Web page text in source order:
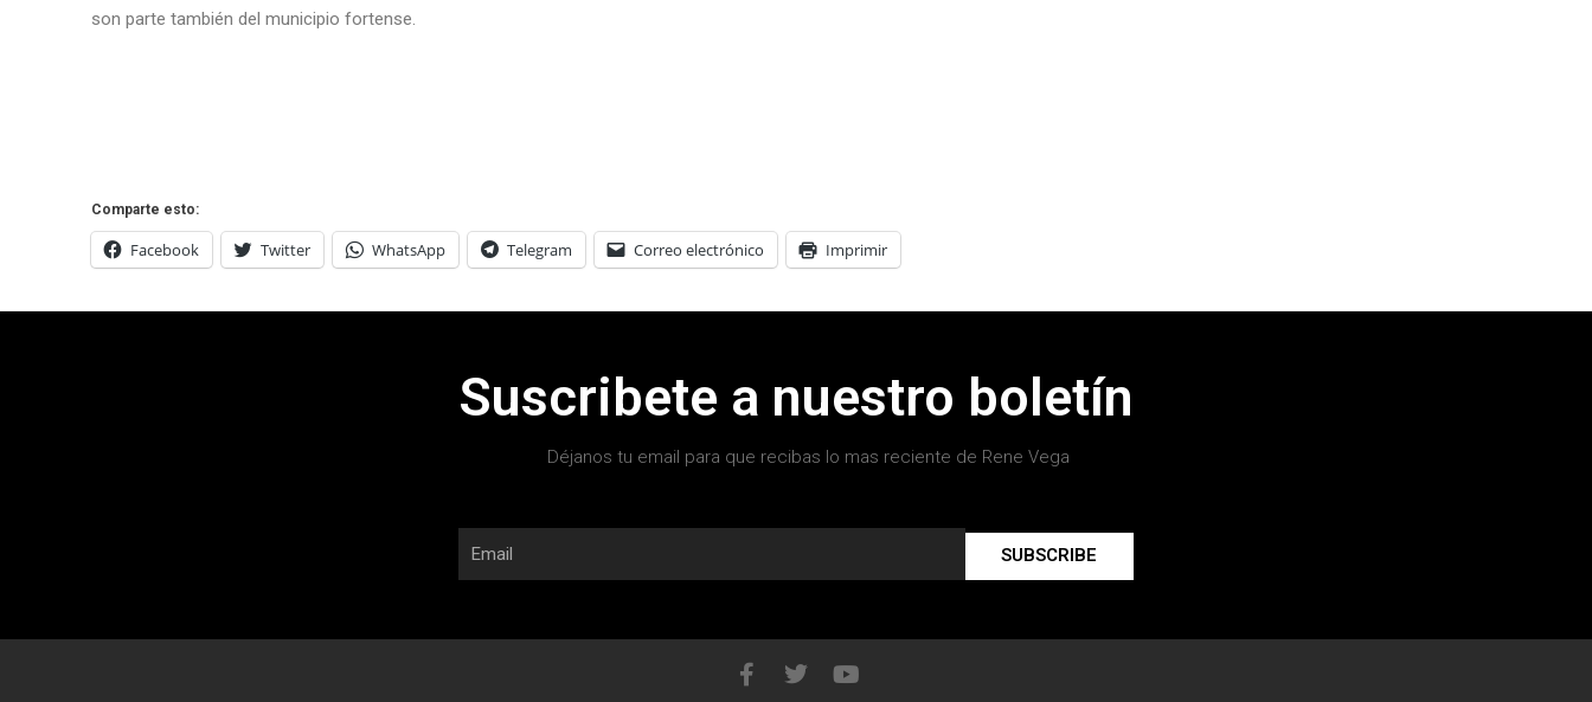
son parte también del municipio fortense.
Comparte esto:
Facebook Twitter WhatsApp Telegram Correo electrónico Imprimir
Suscribete a nuestro boletín
Déjanos tu email para que recibas lo mas reciente de Rene Vega
SUBSCRIBE